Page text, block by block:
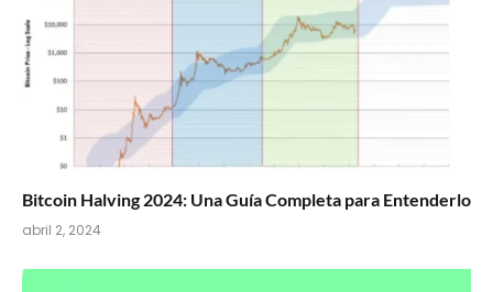
Bitcoin Halving 2024: Una Guía Completa para Entenderlo
abril 2, 2024